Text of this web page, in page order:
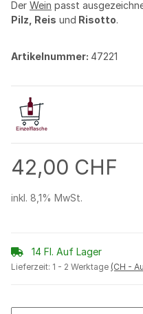
Der Wein passt
Pilz, Reis und Risotto.
Artikelnummer: 47221
42,00 CHF
inkl. 8,1% MwSt.
14 Fl. Auf Lager
Lieferzeit: 1 - 2 Werktage (CH -